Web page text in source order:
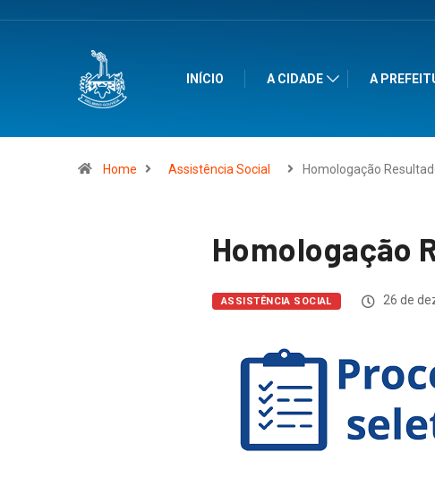
INÍCIO A CIDADE A
Home Assistência Social Homologação
Homologação
ASSISTÊNCIA SOCIAL 26 de